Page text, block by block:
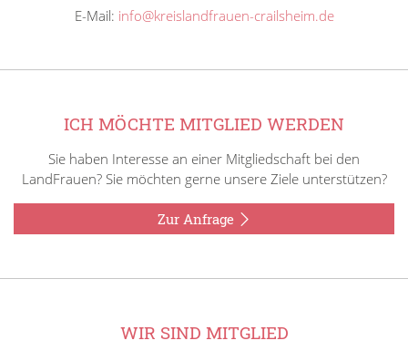
E-Mail: info@kreislandfrauen-crailsheim.de
ICH MÖCHTE MITGLIED WERDEN
Sie haben Interesse an einer Mitgliedschaft bei den
LandFrauen? Sie möchten gerne unsere Ziele unterstützen?
Zur Anfrage
WIR SIND MITGLIED